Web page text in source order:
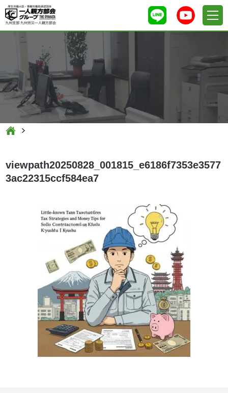
viewpath20250828_001815_e6186f7353e3577
3ac22315ccf584ea7